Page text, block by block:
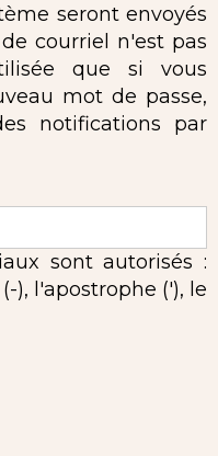
seront envoyés
courriel n'est pas
que si vous
mot de passe,
notifications par
sont autorisés :
), l'apostrophe ('), le